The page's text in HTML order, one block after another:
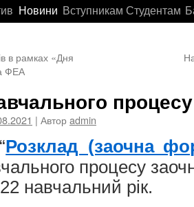
Новини Вступникам Студентам
в рамках «Дня
ФЕА
| Авторadmin
Розклад (заочна
процесу
навчальний рік.